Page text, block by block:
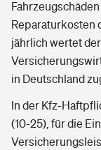
Reparaturkosten
jährlich wertet
in Deutschland
In der Kfz-
(10-25), für die